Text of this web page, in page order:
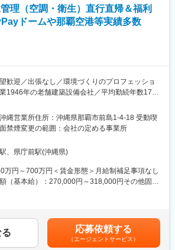
競合を踏まえ、レイアウト・料金を設定し、最適
提案
ですが、特に那覇市を中心とした商業・観光エ
添市を重点エリアとし、既存顧客は少なく、新
託コールセンターと本社運営部が担当するた
やすい環境です。立ち上げ期は役割が明確に分
りますが、その分ゼネラリストとして成長でき
間程は福岡への出張研修を行う予定です。
3名体制を目指しており、その後は市場規模や成
に増員します。
管理（空調・衛生）直行直帰＆福利
ドームや那覇空港等実績多数
歓迎／出張なし／環境づくりのプロフェッショ
1946年の老舗建築設備会社／平均勤続年数17年
、教育制度も充実～
備の施工管理業務をお任せいたします。
リング、打ち合わせ
職を目指していただくポジションとなります。
縄営業所住所：沖縄県那覇市前島1-4-18 受動喫
禁煙変更の範囲：会社の定める事業所
、県庁前駅(沖縄県)
万円～700万円＜賃金形態＞月給制補足事項なし
（基本給）：270,000円～318,000円その他固定
分（2024年度実績）■年収例：650万円（30
40歳）、1,100万円（50歳）■手当：役職手当、
当、現場手当など賃金はあくまでも目安の金額
応募依頼する
（エージェントサービス）